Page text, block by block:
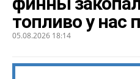
топливо у нас
05.08.2026 18:14